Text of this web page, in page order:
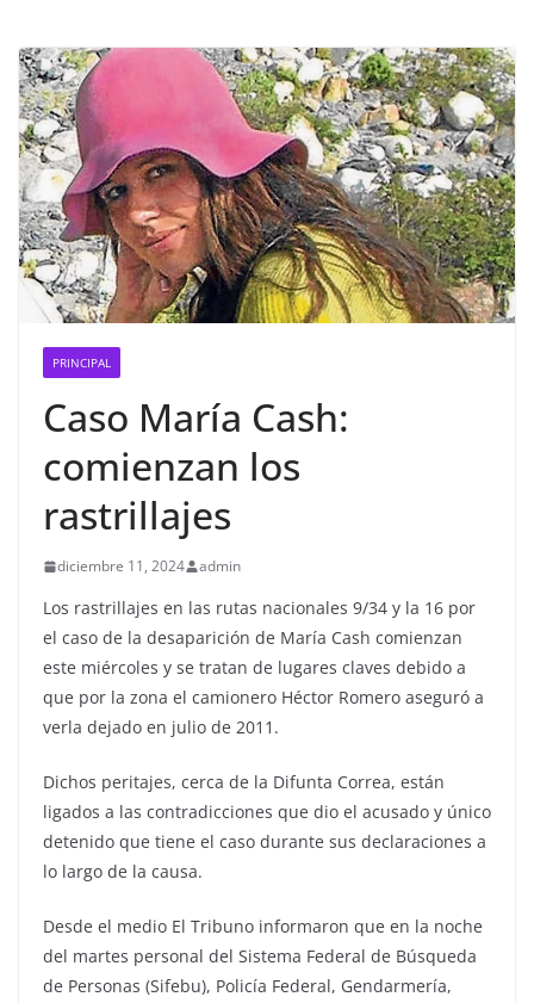
PRINCIPAL
Caso María Cash:
comienzan los
rastrillajes
diciembre 11, 2024 admin
Los rastrillajes en las rutas nacionales 9/34 y la 16 por
el caso de la desaparición de María Cash comienzan
este miércoles y se tratan de lugares claves debido a
que por la zona el camionero Héctor Romero aseguró a
verla dejado en julio de 2011.
Dichos peritajes, cerca de la Difunta Correa, están
ligados a las contradicciones que dio el acusado y único
detenido que tiene el caso durante sus declaraciones a
lo largo de la causa.
Desde el medio El Tribuno informaron que en la noche
del martes personal del Sistema Federal de Búsqueda
de Personas (Sifebu), Policía Federal, Gendarmería,